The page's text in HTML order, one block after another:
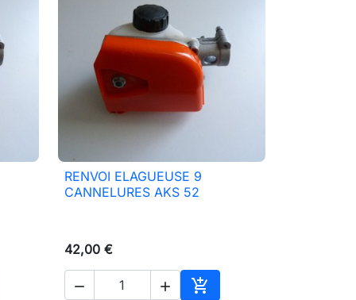
 Aperçu rapide
RENVOI ELAGUEUSE 9
CANNELURES AKS 52
42,00 €
  